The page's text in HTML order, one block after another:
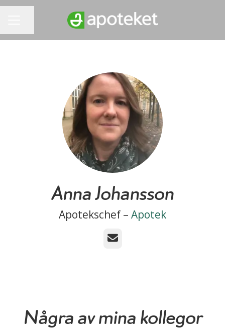
Anna Johansson
Apotekschef – Apotek
E-post
Några av mina kollegor